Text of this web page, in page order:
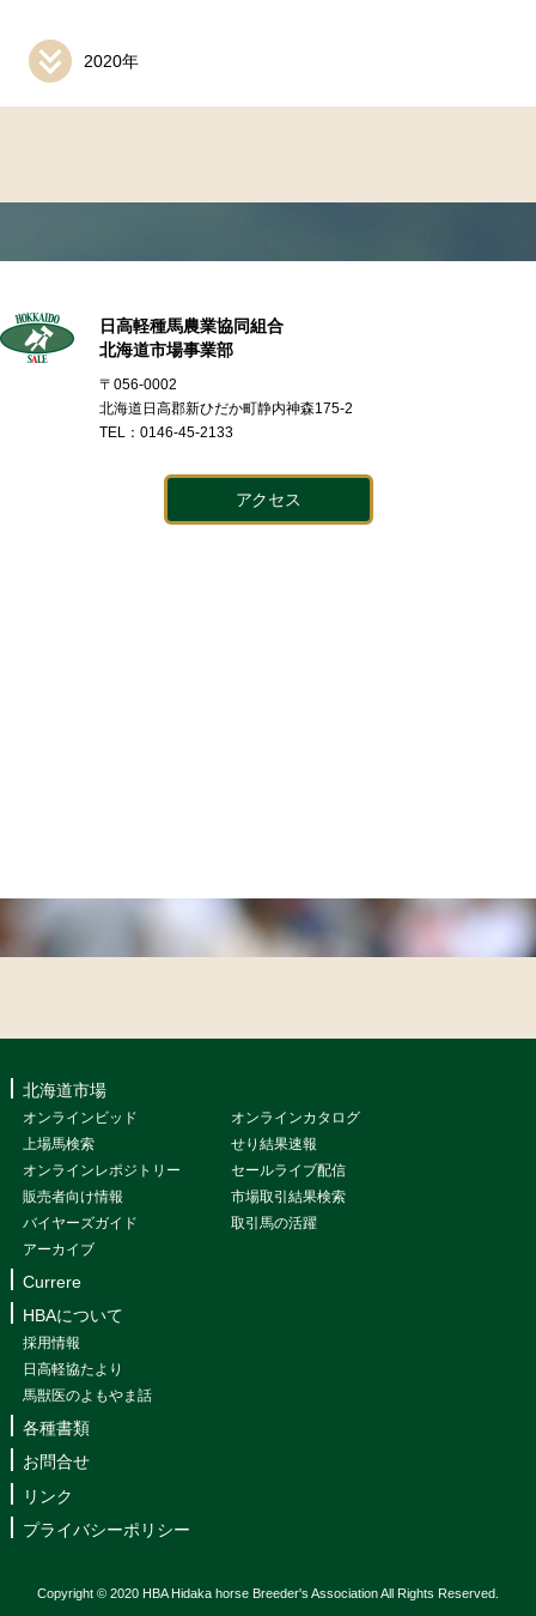
2020年
日高軽種馬農業協同組合
北海道市場事業部
〒056-0002
北海道日高郡新ひだか町静内神森175-2
TEL：0146-45-2133
アクセス
北海道市場
オンラインビッド
オンラインカタログ
上場馬検索
せり結果速報
オンラインレポジトリー
セールライブ配信
販売者向け情報
市場取引結果検索
バイヤーズガイド
取引馬の活躍
アーカイブ
Currere
HBAについて
採用情報
日高軽協たより
馬獣医のよもやま話
各種書類
お問合せ
リンク
プライバシーポリシー
Copyright © 2020 HBA Hidaka horse Breeder's Association All Rights Reserved.